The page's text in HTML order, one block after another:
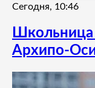
Сегодня, 10:46
Архипо-